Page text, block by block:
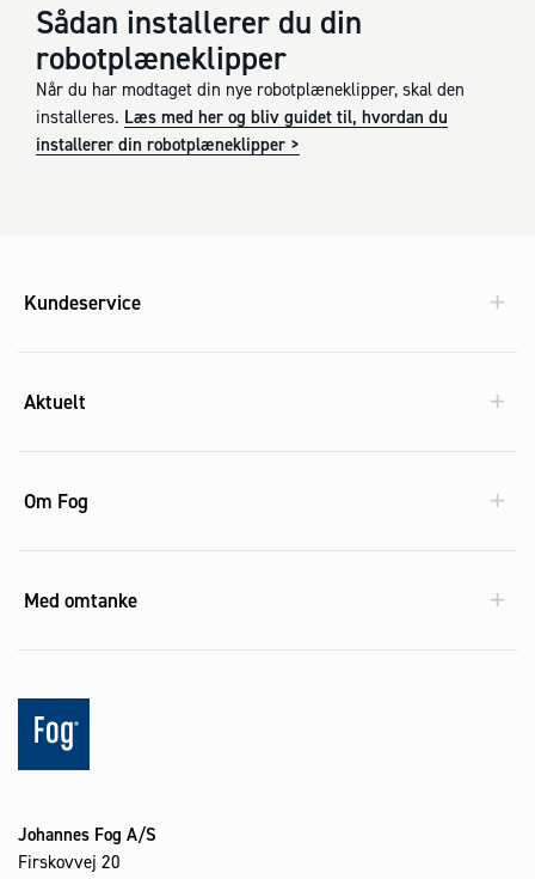
Sådan installerer du din
robotplæneklipper
Når du har modtaget din nye robotplæneklipper, skal den
installeres. Læs med her og bliv guidet til, hvordan du
installerer din robotplæneklipper >
Kundeservice
Aktuelt
Om Fog
Med omtanke
Johannes Fog A/S
Firskovvej 20